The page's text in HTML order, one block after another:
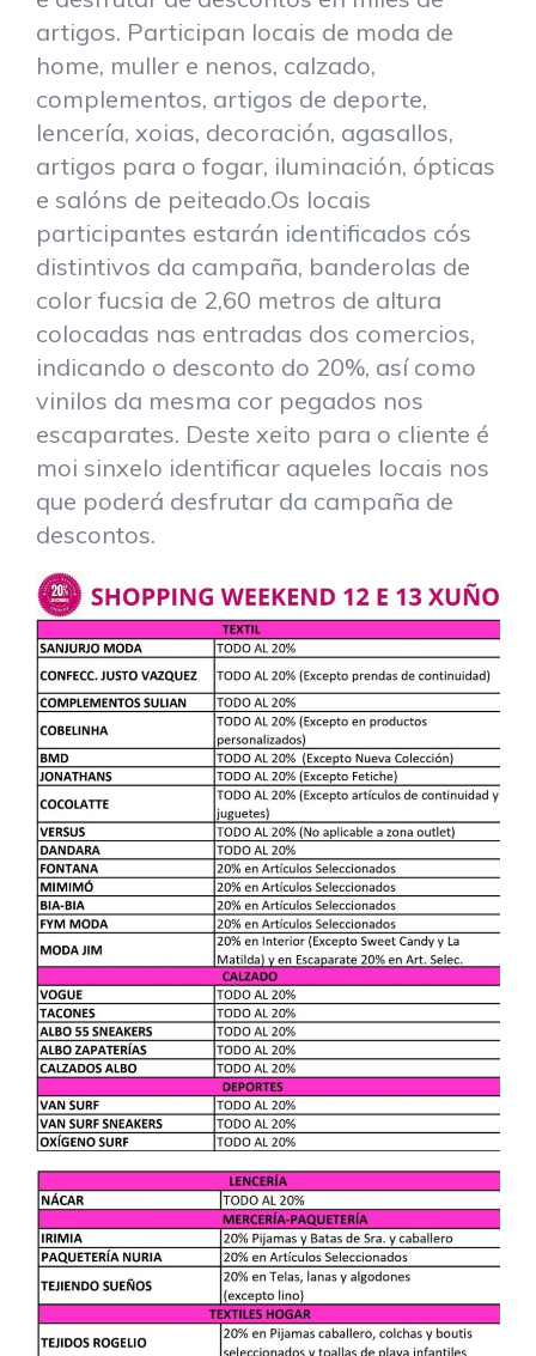
artigos. Participan locais de moda de
home, muller e nenos, calzado,
complementos, artigos de deporte,
lencería, xoias, decoración, agasallos,
artigos para o fogar, iluminación, ópticas
e salóns de peiteado.Os locais
participantes estarán identificados cós
distintivos da campaña, banderolas de
color fucsia de 2,60 metros de altura
colocadas nas entradas dos comercios,
indicando o desconto do 20%, así como
vinilos da mesma cor pegados nos
escaparates. Deste xeito para o cliente é
moi sinxelo identificar aqueles locais nos
que poderá desfrutar da campaña de
descontos.